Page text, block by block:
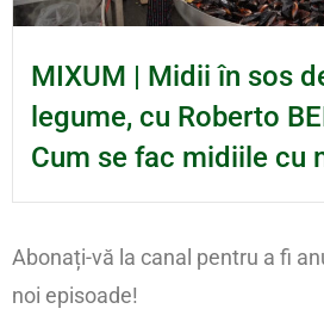
MIXUM | Midii în sos
legume, cu Roberto
Cum se fac midiile cu
Abonați-vă la canal pentru a fi
noi episoade!